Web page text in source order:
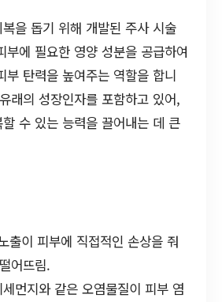
을 돕기 위해 개발된 주사 시술
부에 필요한 영양 성분을 공급하여
부 탄력을 높여주는 역할을 합니
래의 성장인자를 포함하고 있어,
수 있는 능력을 끌어내는 데 큰
출이 피부에 직접적인 손상을 줘
어뜨림.
먼지와 같은 오염물질이 피부 염